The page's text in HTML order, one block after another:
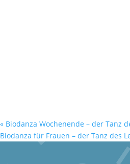
« Biodanza Wochenende – der Tanz
Biodanza für Frauen – der Tanz des